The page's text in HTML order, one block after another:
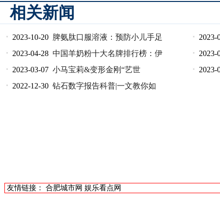
相关新闻
2023-10-20 脾氨肽口服溶液：预防小儿手足
2023-
2023-04-28 中国羊奶粉十大名牌排行榜：伊
2023-
2023-03-07 小马宝莉&变形金刚“艺世
2023-
2022-12-30 钻石数字报告科普|一文教你如
友情链接： 合肥城市网 娱乐看点网